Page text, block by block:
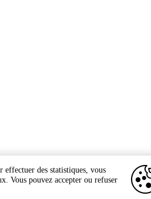
des statistiques, vous
Vous pouvez accepter ou refuser